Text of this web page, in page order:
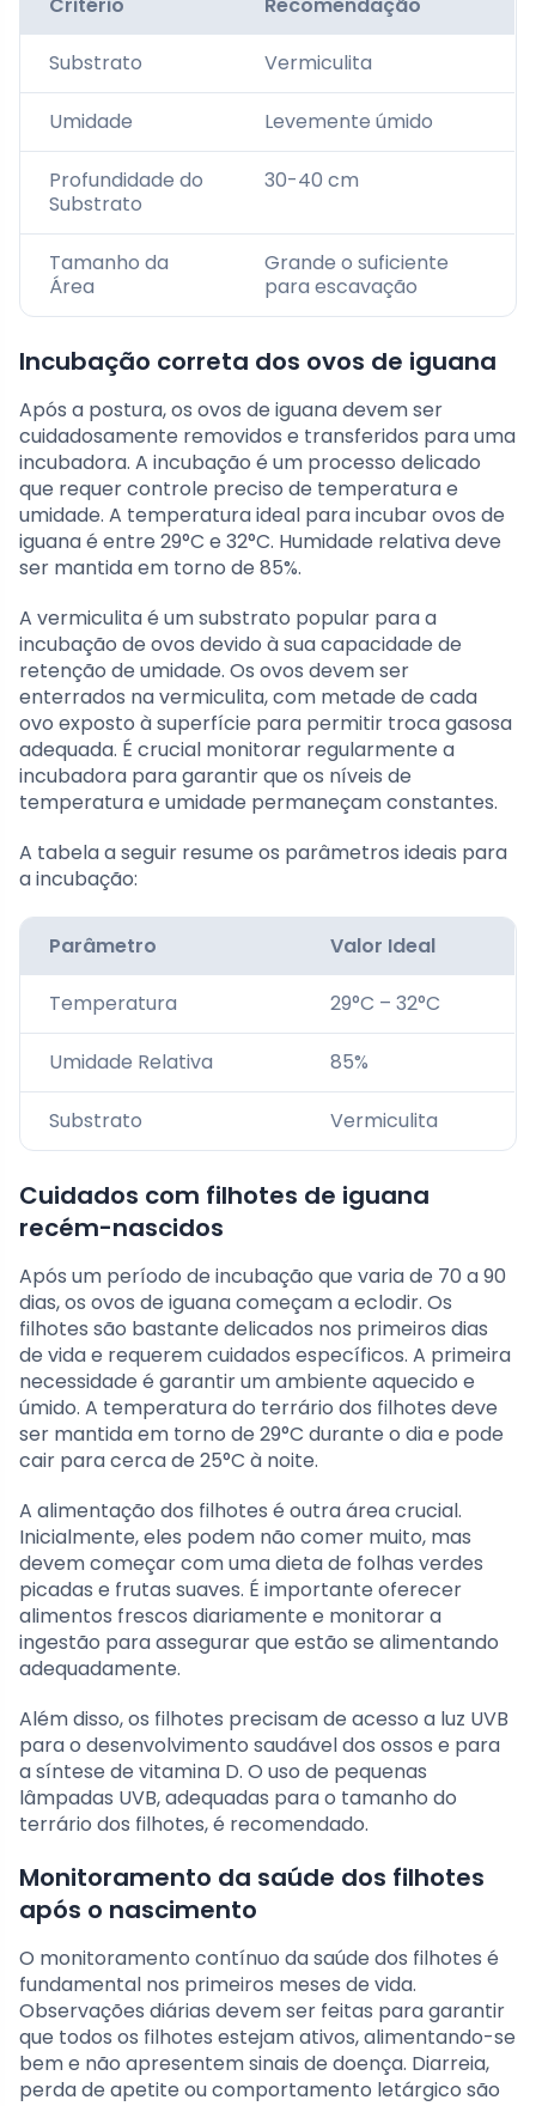
Critério Recomendação
Substrato Vermiculita
Umidade Levemente úmido
Profundidade do
Substrato
30-40 cm
Tamanho da
Área
Grande o suficiente
para escavação
Incubação correta dos ovos de iguana
Após a postura, os ovos de iguana devem ser
cuidadosamente removidos e transferidos para uma
incubadora. A incubação é um processo delicado
que requer controle preciso de temperatura e
umidade. A temperatura ideal para incubar ovos de
iguana é entre 29°C e 32°C. Humidade relativa deve
ser mantida em torno de 85%.
A vermiculita é um substrato popular para a
incubação de ovos devido à sua capacidade de
retenção de umidade. Os ovos devem ser
enterrados na vermiculita, com metade de cada
ovo exposto à superfície para permitir troca gasosa
adequada. É crucial monitorar regularmente a
incubadora para garantir que os níveis de
temperatura e umidade permaneçam constantes.
A tabela a seguir resume os parâmetros ideais para
a incubação:
Parâmetro Valor Ideal
Temperatura 29°C – 32°C
Umidade Relativa 85%
Substrato Vermiculita
Cuidados com filhotes de iguana
recém-nascidos
Após um período de incubação que varia de 70 a 90
dias, os ovos de iguana começam a eclodir. Os
filhotes são bastante delicados nos primeiros dias
de vida e requerem cuidados específicos. A primeira
necessidade é garantir um ambiente aquecido e
úmido. A temperatura do terrário dos filhotes deve
ser mantida em torno de 29°C durante o dia e pode
cair para cerca de 25°C à noite.
A alimentação dos filhotes é outra área crucial.
Inicialmente, eles podem não comer muito, mas
devem começar com uma dieta de folhas verdes
picadas e frutas suaves. É importante oferecer
alimentos frescos diariamente e monitorar a
ingestão para assegurar que estão se alimentando
adequadamente.
Além disso, os filhotes precisam de acesso a luz UVB
para o desenvolvimento saudável dos ossos e para
a síntese de vitamina D. O uso de pequenas
lâmpadas UVB, adequadas para o tamanho do
terrário dos filhotes, é recomendado.
Monitoramento da saúde dos filhotes
após o nascimento
O monitoramento contínuo da saúde dos filhotes é
fundamental nos primeiros meses de vida.
Observações diárias devem ser feitas para garantir
que todos os filhotes estejam ativos, alimentando-se
bem e não apresentem sinais de doença. Diarreia,
perda de apetite ou comportamento letárgico são